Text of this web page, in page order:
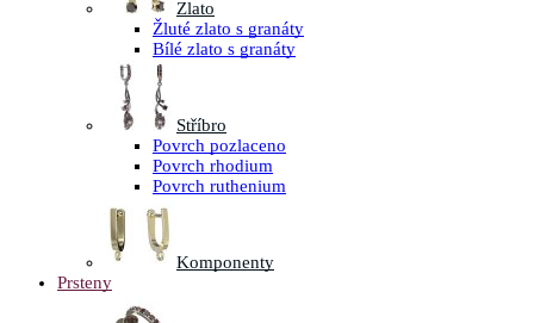
Zlato
Žluté zlato s granáty
Bílé zlato s granáty
Stříbro
Povrch pozlaceno
Povrch rhodium
Povrch ruthenium
Komponenty
Prsteny